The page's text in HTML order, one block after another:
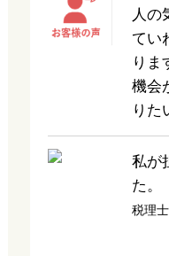
人の
てい
りま
機会
りた
私が
た。
税理